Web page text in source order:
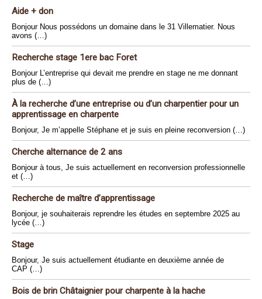
Aide + don
Bonjour Nous possédons un domaine dans le 31 Villematier. Nous
avons (…)
Recherche stage 1ere bac Foret
Bonjour L’entreprise qui devait me prendre en stage ne me donnant
plus de (…)
À la recherche d’une entreprise ou d’un charpentier pour un
apprentissage en charpente
Bonjour, Je m’appelle Stéphane et je suis en pleine reconversion (…)
Cherche alternance de 2 ans
Bonjour à tous, Je suis actuellement en reconversion professionnelle
et (…)
Recherche de maître d’apprentissage
Bonjour, je souhaiterais reprendre les études en septembre 2025 au
lycée (…)
Stage
Bonjour, Je suis actuellement étudiante en deuxième année de
CAP (…)
Bois de brin Châtaignier pour charpente à la hache